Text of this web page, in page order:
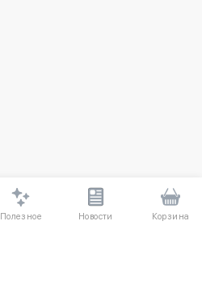
Полезное Новости Корзина